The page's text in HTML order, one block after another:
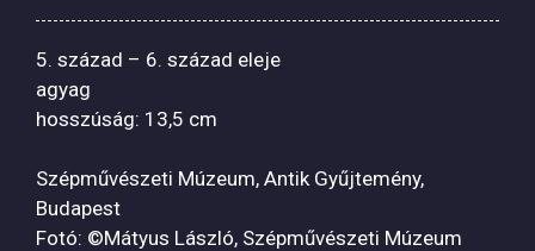
5. század – 6. század eleje
agyag
hosszúság: 13,5 cm
Szépművészeti Múzeum, Antik Gyűjtemény,
Budapest
Fotó: ©Mátyus László, Szépművészeti Múzeum